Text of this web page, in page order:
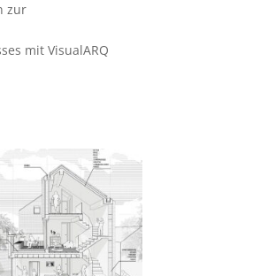
zur
mit VisualARQ